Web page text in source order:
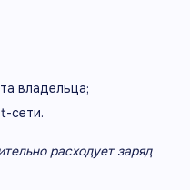
владельца;
сети.
расходует заряд